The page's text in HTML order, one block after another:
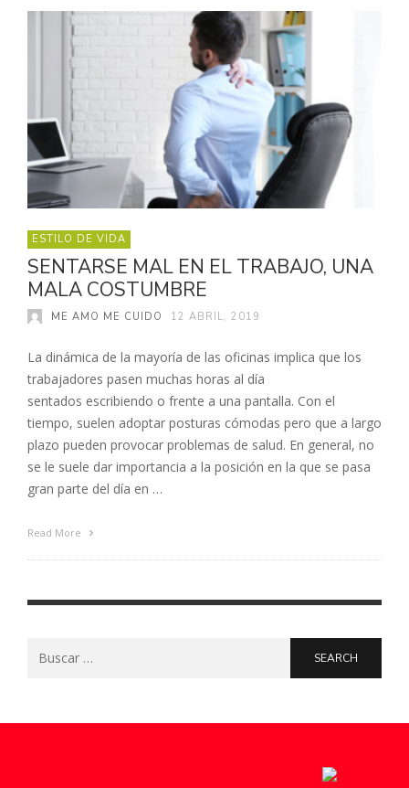
ESTILO DE VIDA
SENTARSE MAL EN EL TRABAJO, UNA
MALA COSTUMBRE
ME AMO ME CUIDO 12 ABRIL, 2019
La dinámica de la mayoría de las oficinas implica que los
trabajadores pasen muchas horas al día
sentados escribiendo o frente a una pantalla. Con el
tiempo, suelen adoptar posturas cómodas pero que a largo
plazo pueden provocar problemas de salud. En general, no
se le suele dar importancia a la posición en la que se pasa
gran parte del día en …
Read More